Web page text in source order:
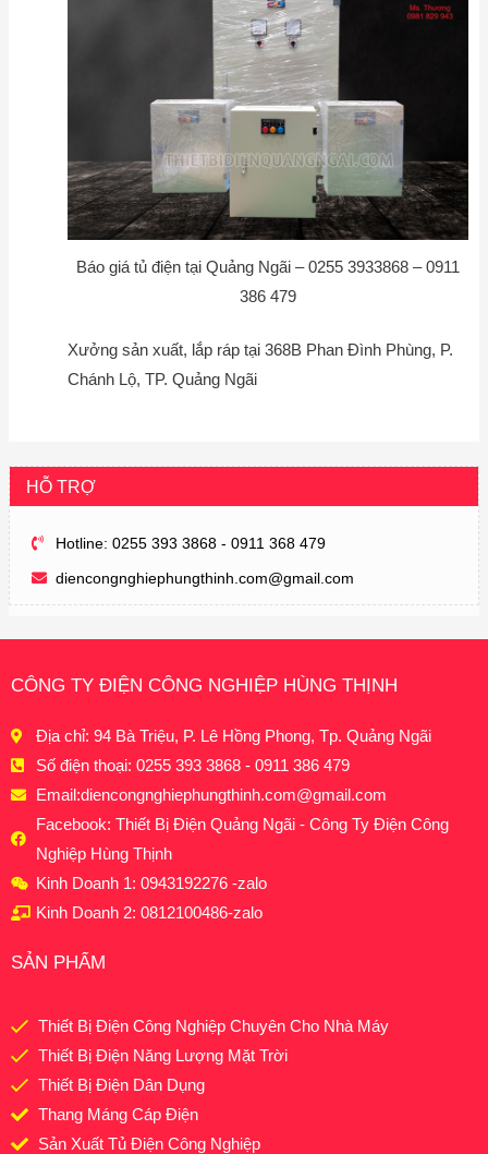
Báo giá tủ điện tại Quảng Ngãi – 0255 3933868 – 0911
386 479
Xưởng sản xuất, lắp ráp tại 368B Phan Đình Phùng, P.
Chánh Lộ, TP. Quảng Ngãi
HỖ TRỢ
Hotline: 0255 393 3868 - 0911 368 479
diencongnghiephungthinh.com@gmail.com
CÔNG TY ĐIỆN CÔNG NGHIỆP HÙNG THỊNH
Địa chỉ: 94 Bà Triệu, P. Lê Hồng Phong, Tp. Quảng Ngãi
Số điện thoại: 0255 393 3868 - 0911 386 479
Email:diencongnghiephungthinh.com@gmail.com
Facebook: Thiết Bị Điện Quảng Ngãi - Công Ty Điện Công
Nghiệp Hùng Thịnh
Kinh Doanh 1: 0943192276 -zalo
Kinh Doanh 2: 0812100486-zalo
SẢN PHẨM
Thiết Bị Điện Công Nghiệp Chuyên Cho Nhà Máy
Thiết Bị Điện Năng Lượng Mặt Trời
Thiết Bị Điện Dân Dụng
Thang Máng Cáp Điện
Sản Xuất Tủ Điện Công Nghiệp